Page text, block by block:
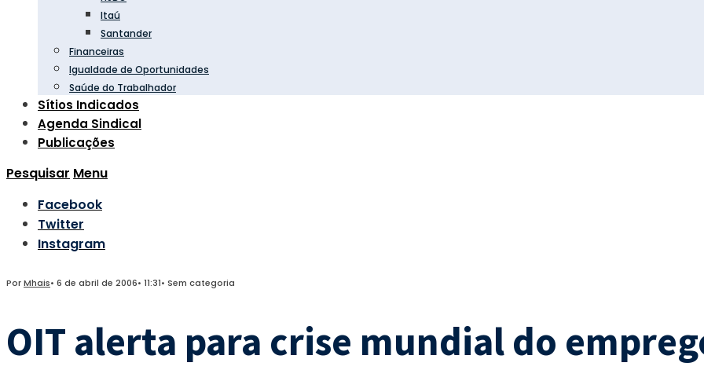
Itaú
Santander
Financeiras
Igualdade de Oportunidades
Saúde do Trabalhador
Sítios Indicados
Agenda Sindical
Publicações
Pesquisar Menu
Facebook
Twitter
Instagram
PorMhais• 6 de abril de 2006• 11:31• Sem categoria
OIT alerta para crise mundial do